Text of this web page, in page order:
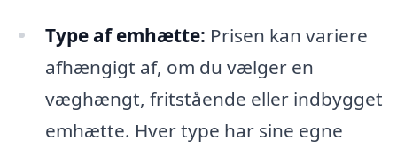
Type af emhætte: Prisen kan variere
afhængigt af, om du vælger en
væghængt, fritstående eller indbygget
emhætte. Hver type har sine egne